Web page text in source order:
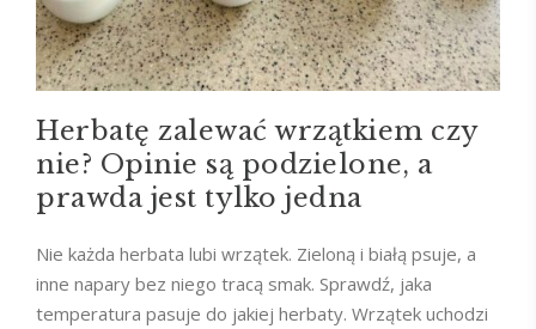
Herbatę zalewać wrzątkiem czy
nie? Opinie są podzielone, a
prawda jest tylko jedna
Nie każda herbata lubi wrzątek. Zieloną i białą psuje, a
inne napary bez niego tracą smak. Sprawdź, jaka
temperatura pasuje do jakiej herbaty. Wrzątek uchodzi